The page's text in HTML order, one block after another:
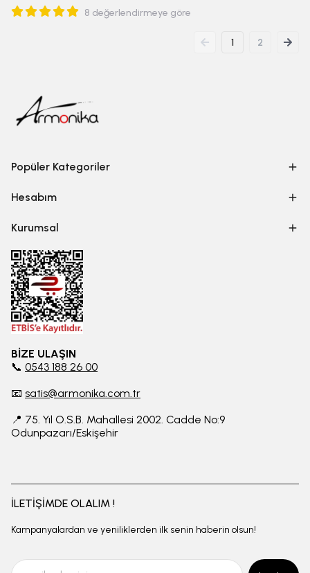
8 değerlendirmeye göre
1 2
Popüler Kategoriler
Hesabım
Kurumsal
BİZE ULAŞIN
📞 0543 188 26 00
📧 satis@armonika.com.tr
📍 75. Yıl O.S.B. Mahallesi 2002. Cadde No:9
Odunpazarı/Eskişehir
İLETİŞİMDE OLALIM !
Kampanyalardan ve yeniliklerden ilk senin haberin olsun!